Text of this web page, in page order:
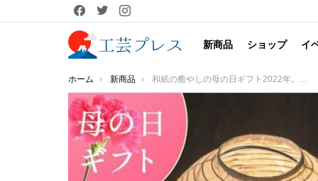
facebooktwitterinstagram
新商品 ショップ イ
You are here:
ホーム 新商品 和紙の癒やしの母の日ギフト2022年。伝統工芸師が作る「手張りLED提灯」風呂敷ラッピングでお届けします。